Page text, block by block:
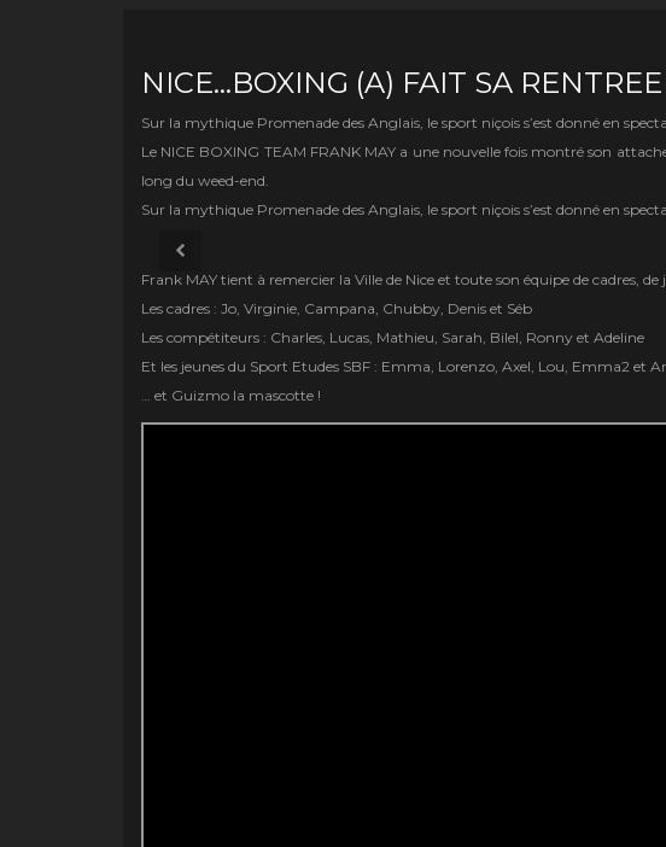
NICE…BOXING (A) FAIT SA
Sur la mythique Promenade des Anglais, le sport niçois s’est donné en
Le NICE BOXING TEAM FRANK MAY a une nouvelle fois montré son
long du weed-end.
Sur la mythique Promenade des Anglais, le sport niçois s’est donné en
Frank MAY tient à remercier la Ville de Nice et toute son équipe de cadres,
Les cadres : Jo, Virginie, Campana, Chubby, Denis et Séb
Les compétiteurs : Charles, Lucas, Mathieu, Sarah, Bilel, Ronny et Adeline
Et les jeunes du Sport Etudes SBF : Emma, Lorenzo, Axel, Lou, Emma2 et
… et Guizmo la mascotte !